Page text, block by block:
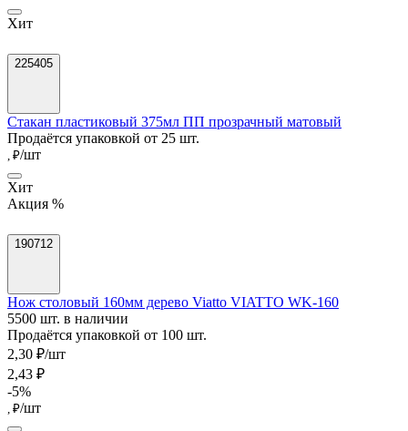
Хит
225405
Стакан пластиковый 375мл ПП прозрачный матовый
Продаётся упаковкой от 25 шт.
, ₽/шт
Хит
Акция %
190712
Нож столовый 160мм дерево Viatto VIATTO WK-160
5500 шт. в наличии
Продаётся упаковкой от 100 шт.
2,30 ₽/шт
2,43 ₽
-5%
, ₽/шт